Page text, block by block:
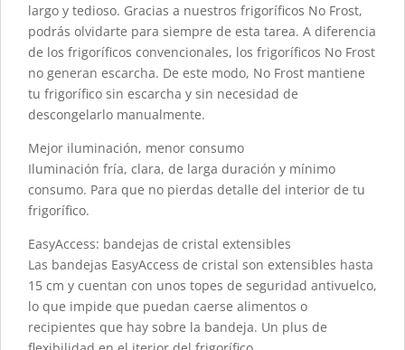
largo y tedioso. Gracias a nuestros frigoríficos No Frost,
podrás olvidarte para siempre de esta tarea. A diferencia
de los frigoríficos convencionales, los frigoríficos No Frost
no generan escarcha. De este modo, No Frost mantiene
tu frigorífico sin escarcha y sin necesidad de
descongelarlo manualmente.
Mejor iluminación, menor consumo
Iluminación fría, clara, de larga duración y mínimo
consumo. Para que no pierdas detalle del interior de tu
frigorífico.
EasyAccess: bandejas de cristal extensibles
Las bandejas EasyAccess de cristal son extensibles hasta
15 cm y cuentan con unos topes de seguridad antivuelco,
lo que impide que puedan caerse alimentos o
recipientes que hay sobre la bandeja. Un plus de